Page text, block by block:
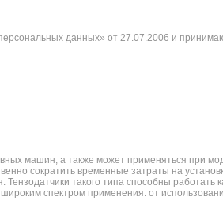
данных» от 27.07.2006 и
машин, а также может применяться при
сократить временные затраты на
такого типа способны работать
спектром применения: от